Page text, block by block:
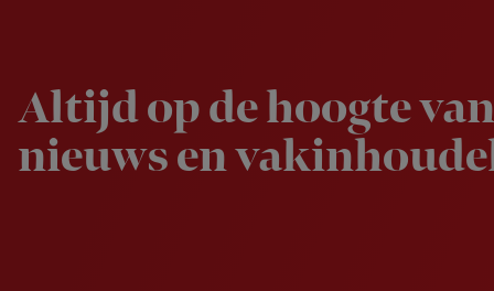
Altijd op de hoogte
nieuws en